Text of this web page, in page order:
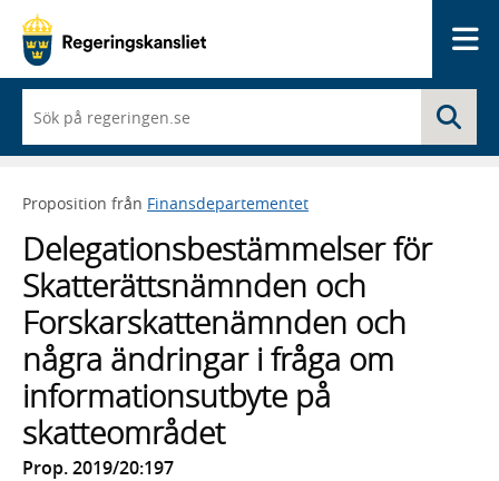
du
börjar
skriva
framträder
lista
med
sökförslag
Proposition från Finansdepartementet
Delegationsbestämmelser för
Skatterättsnämnden och
Forskarskattenämnden och
några ändringar i fråga om
informationsutbyte på
skatteområdet
Prop. 2019/20:197